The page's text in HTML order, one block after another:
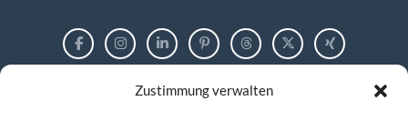
Zustimmung verwalten